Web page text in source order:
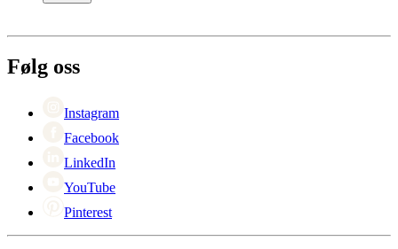
Retur
Karriere
Black Friday
Cyber Monday
Følg oss
Instagram
Facebook
LinkedIn
YouTube
Pinterest